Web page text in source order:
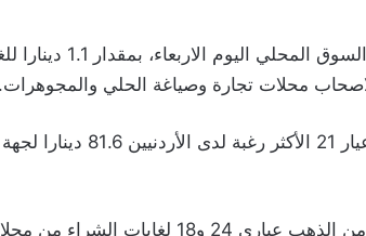
انخفضت أسعار الذهب
لاصحاب محلات تجارة وصياغة الحلي والمجوهرات.